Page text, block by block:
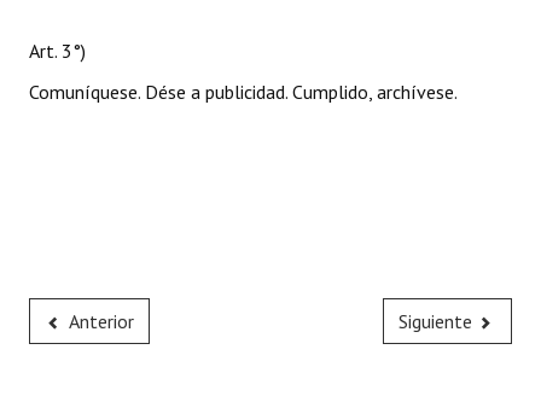
Art. 3°)
Comuníquese. Dése a publicidad. Cumplido, archívese.
Anterior Siguiente